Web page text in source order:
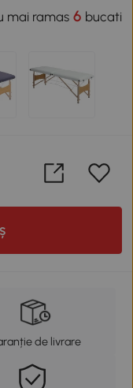
mai ramas6 bucati
de livrare